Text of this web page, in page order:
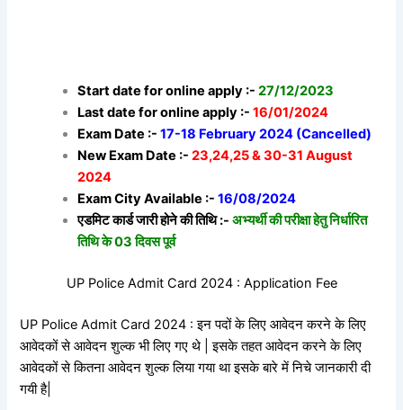
Start date for online apply :- 27/12/2023
Last date for online apply :- 16/01/2024
Exam Date :-17-18 February 2024 (Cancelled)
New Exam Date :-23,24,25 & 30-31 August
2024
Exam City Available :-16/08/2024
एडमिट कार्ड जारी होने की तिथि :-अभ्यर्थी की परीक्षा हेतु निर्धारित
तिथि के 03 दिवस पूर्व
UP Police Admit Card 2024 : Application Fee
UP Police Admit Card 2024 : इन पदों के लिए आवेदन करने के लिए
आवेदकों से आवेदन शुल्क भी लिए गए थे | इसके तहत आवेदन करने के लिए
आवेदकों से कितना आवेदन शुल्क लिया गया था इसके बारे में निचे जानकारी दी
गयी है|